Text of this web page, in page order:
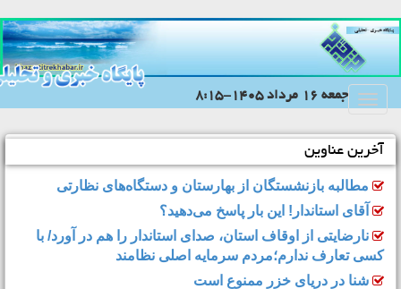
Toggle
جمعه 16 مرداد 1405-8:15
آخرین عناوین
مطالبه بازنشستگان از بهارستان و دستگاه‌های نظارتی
آقای استاندار! این بار پاسخ می‌دهید؟
نارضایتی از اوقاف استان، صدای استاندار را هم در آورد/ با
کسی تعارف ندارم؛مردم سرمایه اصلی نظامند
شنا در دریای خزر ممنوع است